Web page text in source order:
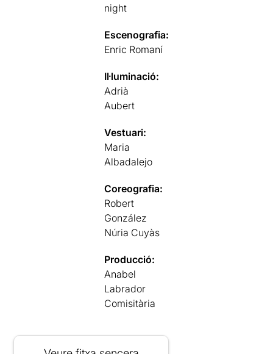
night
Escenografia:
Enric Romaní
Il·luminació:
Adrià
Aubert
Vestuari:
Maria
Albadalejo
Coreografia:
Robert
González
Núria Cuyàs
Producció:
Anabel
Labrador
Comisitària